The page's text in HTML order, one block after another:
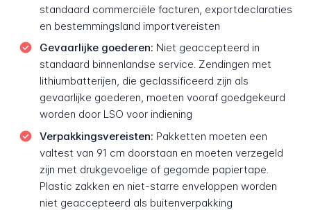
standaard commerciële facturen, exportdeclaraties
en bestemmingsland importvereisten
Gevaarlijke goederen: Niet geaccepteerd in
standaard binnenlandse service. Zendingen met
lithiumbatterijen, die geclassificeerd zijn als
gevaarlijke goederen, moeten vooraf goedgekeurd
worden door LSO voor indiening
Verpakkingsvereisten: Pakketten moeten een
valtest van 91 cm doorstaan en moeten verzegeld
zijn met drukgevoelige of gegomde papiertape.
Plastic zakken en niet-starre enveloppen worden
niet geaccepteerd als buitenverpakking